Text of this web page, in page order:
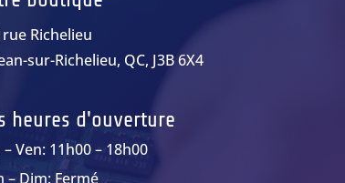
rue Richelieu
sur-Richelieu, QC, J3B 6X4
heures d'ouverture
– Ven: 11h00 – 18h00
– Dim: Fermé